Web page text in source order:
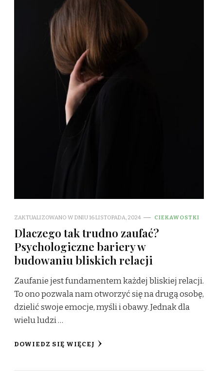
ZAKTUALIZOWANO W DNIU16 LISTOPADA, 2024 CIEKAWOSTKI
Dlaczego tak trudno zaufać?
Psychologiczne bariery w
budowaniu bliskich relacji
Zaufanie jest fundamentem każdej bliskiej relacji.
To ono pozwala nam otworzyć się na drugą osobę,
dzielić swoje emocje, myśli i obawy. Jednak dla
wielu ludzi …
DOWIEDZ SIĘ WIĘCEJ